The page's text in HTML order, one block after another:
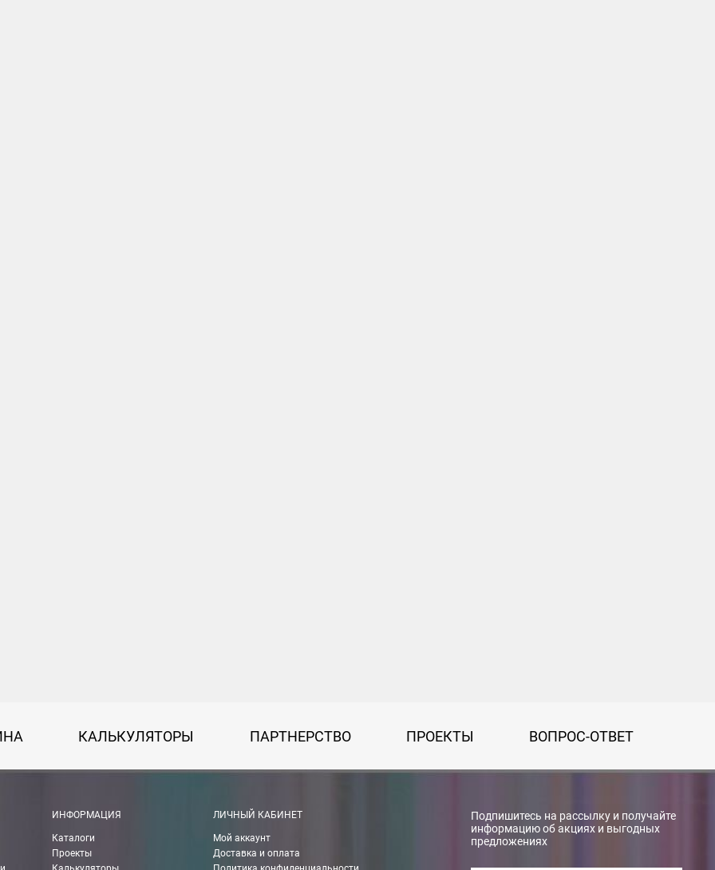
КАЛЬКУЛЯТОРЫ ПАРТНЕРСТВО ПРОЕКТЫ ВОПРОС-ОТВЕТ
ИНФОРМАЦИЯ
Каталоги
Проекты
ЛИЧНЫЙ КАБИНЕТ
Мой аккаунт
Доставка и оплата
Подпишитесь на рассылку и получайте
информацию об акциях и выгодных
предложениях